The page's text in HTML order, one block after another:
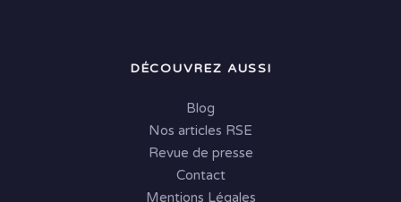
DÉCOUVREZ AUSSI
Blog
Nos articles RSE
Revue de presse
Contact
Mentions Légales